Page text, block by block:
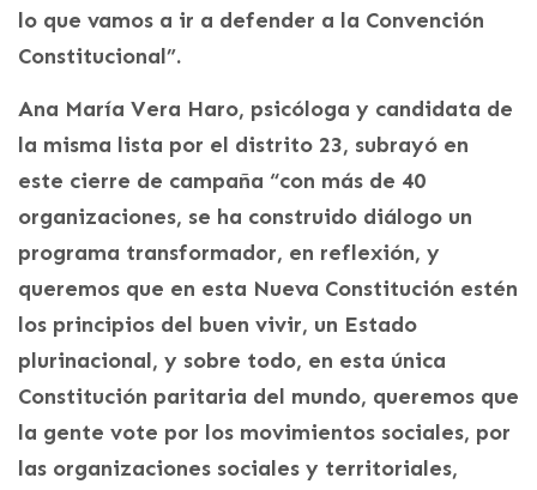
lo que vamos a ir a defender a la Convención
Constitucional”.
Ana María Vera Haro, psicóloga y candidata de
la misma lista por el distrito 23, subrayó en
este cierre de campaña “con más de 40
organizaciones, se ha construido diálogo un
programa transformador, en reflexión, y
queremos que en esta Nueva Constitución estén
los principios del buen vivir, un Estado
plurinacional, y sobre todo, en esta única
Constitución paritaria del mundo, queremos que
la gente vote por los movimientos sociales, por
las organizaciones sociales y territoriales,